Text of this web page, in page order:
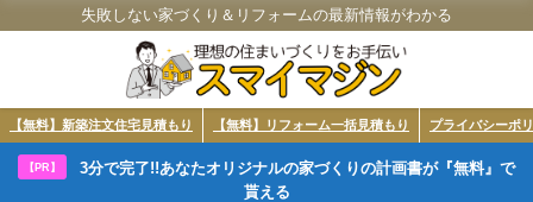
失敗しない家づくり＆リフォームの最新情報がわかる
【無料】新築注文住宅見積もり 【無料】リフォーム一括見積もり プライバシーポ
【PR】
3分で完了!!あなたオリジナルの家づくりの計画書が『無料』で
貰える